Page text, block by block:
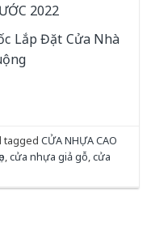
2022
Lắp Đặt Cửa Nhà
tagged CỬA NHỰA CAO
,cửa nhựa giả gỗ,cửa